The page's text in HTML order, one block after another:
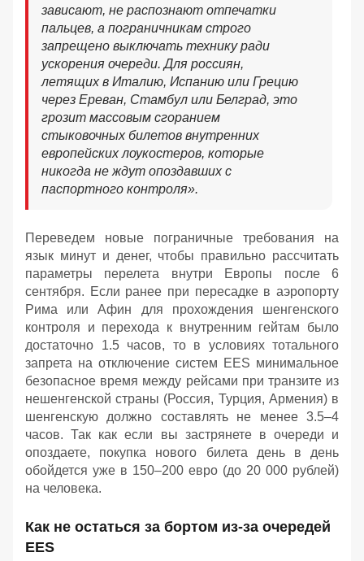
зависают, не распознают отпечатки
пальцев, а пограничникам строго
запрещено выключать технику ради
ускорения очереди. Для россиян,
летящих в Италию, Испанию или Грецию
через Ереван, Стамбул или Белград, это
грозит массовым сгоранием
стыковочных билетов внутренних
европейских лоукостеров, которые
никогда не ждут опоздавших с
паспортного контроля».
Переведем новые пограничные требования на
язык минут и денег, чтобы правильно рассчитать
параметры перелета внутри Европы после 6
сентября. Если ранее при пересадке в аэропорту
Рима или Афин для прохождения шенгенского
контроля и перехода к внутренним гейтам было
достаточно 1.5 часов, то в условиях тотального
запрета на отключение систем EES минимальное
безопасное время между рейсами при транзите из
нешенгенской страны (Россия, Турция, Армения) в
шенгенскую должно составлять не менее 3.5–4
часов. Так как если вы застрянете в очереди и
опоздаете, покупка нового билета день в день
обойдется уже в 150–200 евро (до 20 000 рублей)
на человека.
Как не остаться за бортом из-за очередей
EES